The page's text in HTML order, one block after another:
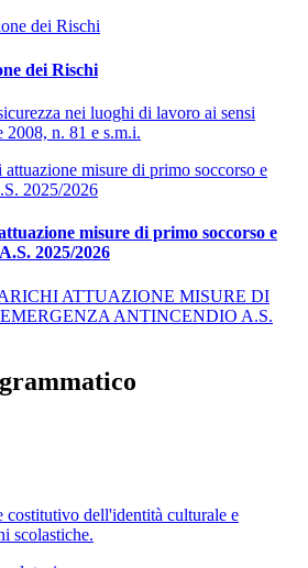
dei Rischi
nei luoghi di lavoro ai sensi
2008, n. 81 e s.m.i.
misure di primo soccorso e
2025/2026
ATTUAZIONE MISURE DI
ANTINCENDIO A.S.
costitutivo dell'identità culturale e
scolastiche.